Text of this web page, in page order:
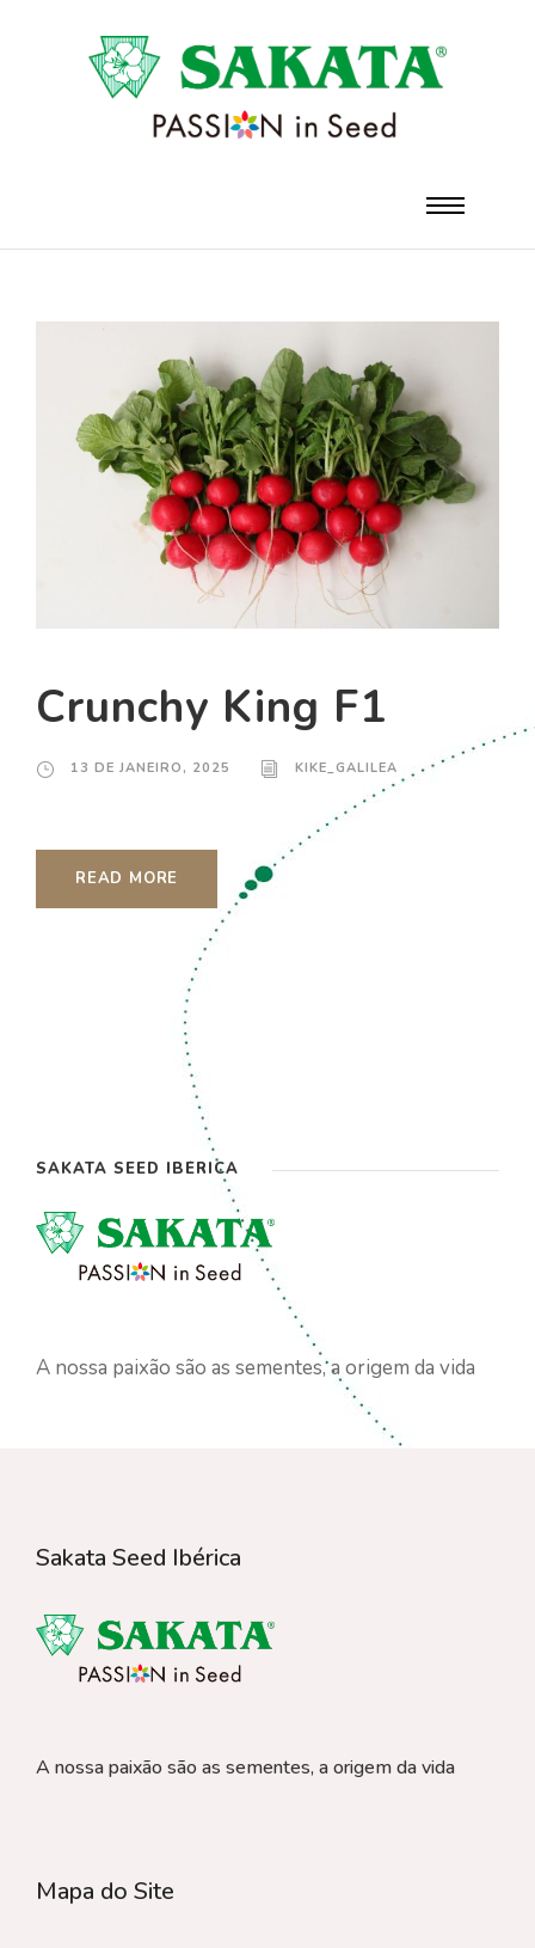
Crunchy King F1
13 DE JANEIRO, 2025 KIKE_GALILEA
READ MORE
SAKATA SEED IBÉRICA
A nossa paixão são as sementes, a origem da vida
Sakata Seed Ibérica
A nossa paixão são as sementes, a origem da vida
Mapa do Site